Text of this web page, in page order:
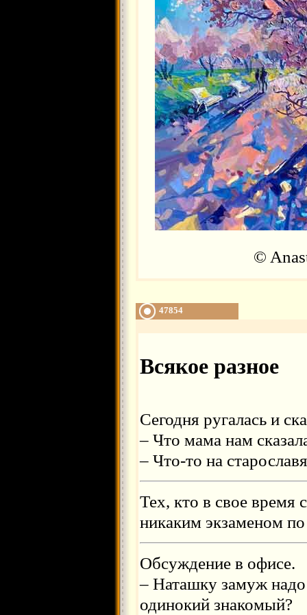
©
47854
Всякое разное
Сегодня ругалась и
– Что мама нам
– Что-то на
Тех, кто в свое время
никаким экзаменом
Обсуждение в офисе.
– Наташку замуж надо
одинокий знакомый?